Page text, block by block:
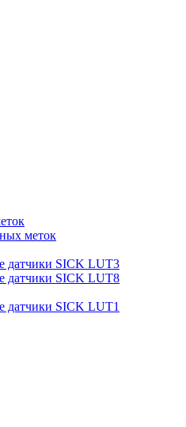
меток
датчики SICK LUT3
датчики SICK LUT8
датчики SICK LUT1